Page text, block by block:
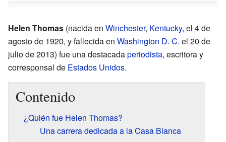
Helen Thomas (nacida en Winchester, Kentucky, el 4 de
agosto de 1920, y fallecida en Washington D. C. el 20 de
julio de 2013) fue una destacadaperiodista, escritora y
corresponsal de Estados Unidos.
Contenido
¿Quién fue Helen Thomas?
Una carrera dedicada a la Casa Blanca